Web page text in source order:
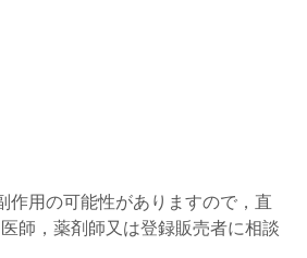
作用の可能性がありますので，直
師，薬剤師又は登録販売者に相談